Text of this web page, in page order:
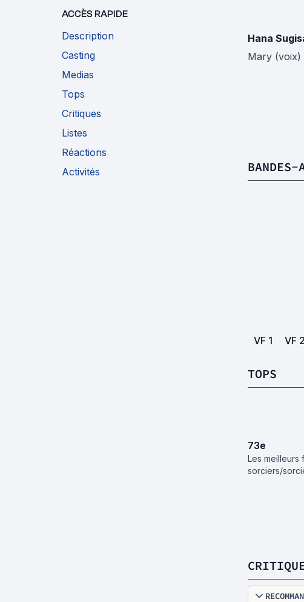
ACCÈS RAPIDE
Description
Casting
Medias
Tops
Critiques
Listes
Réactions
Activités
Hana
Mary (voix)
BANDES-
VF 1 VF 2
TOPS
73e
Les meilleurs
sorciers/